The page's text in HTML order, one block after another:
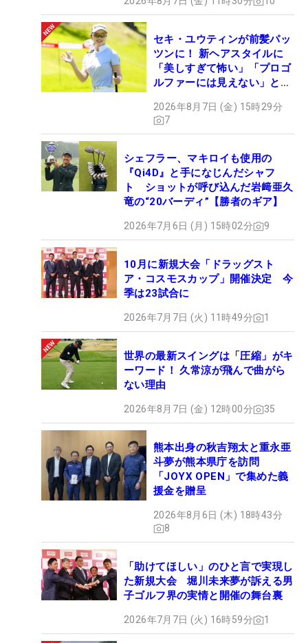
セキ・ユウティンが前髪パッ
ツンに！ 新ヘアスタイルに
「美しすぎて怖い」「プロゴ
ルファーには見えない」とコ
2026年8月7日 (金) 15時29分
7
シェフラー、マキロイも使用の
『Qi4D』と手になじんだシャフ
ト ショットが呼び込んだ岩﨑亜久
竜の“20バーディ”【勝者のギア】
2026年7月6日 (月) 15時02分 9
10月に新規大会「ドラッグスト
ア・コスモスカップ」開催決定 今
季は23試合に
2026年7月7日 (火) 11時49分 1
世界の最新スイングは「圧縮」がキ
ーワード！ 久常涼が飛んで曲がら
ない理由
2026年8月7日 (金) 12時00分 35
熊本出身の秋吉翔太と重永亜
斗夢が熊本県庁を訪問
「JOYX OPEN」で集めた義
援金を贈呈
2026年8月6日 (木) 18時43分
8
「助けてほしい」のひと言で実現し
た新規大会 堀川未来夢が訴える男
子ゴルフ界の実情と開催の舞台裏
2026年7月7日 (火) 16時59分 1